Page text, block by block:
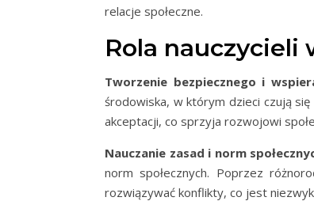
relacje społeczne.
Rola nauczycieli
Tworzenie bezpiecznego i
środowiska, w którym dzieci czują
akceptacji, co sprzyja rozwojowi
Nauczanie zasad i norm
norm społecznych. Poprzez
rozwiązywać konflikty, co jest